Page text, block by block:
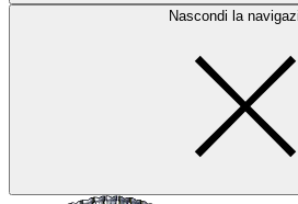
Nascondi la